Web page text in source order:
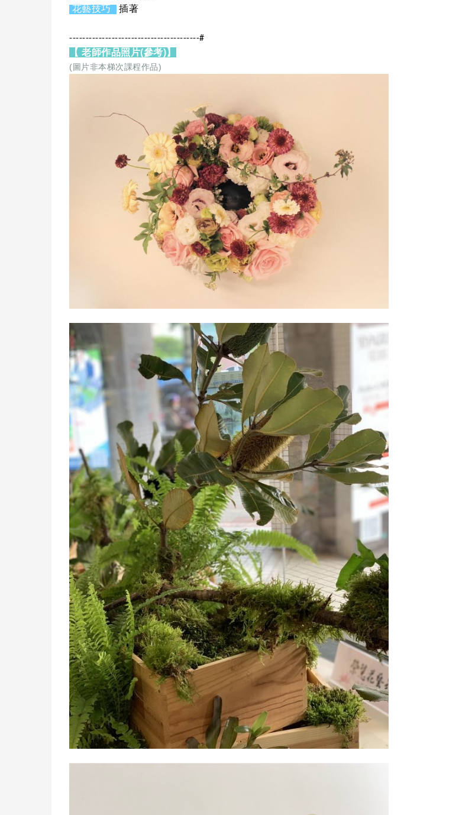
花藝技巧
插著
----------------------------------------#
【 老師作品照片(參考)】
(圖片非本梯次課程作品)